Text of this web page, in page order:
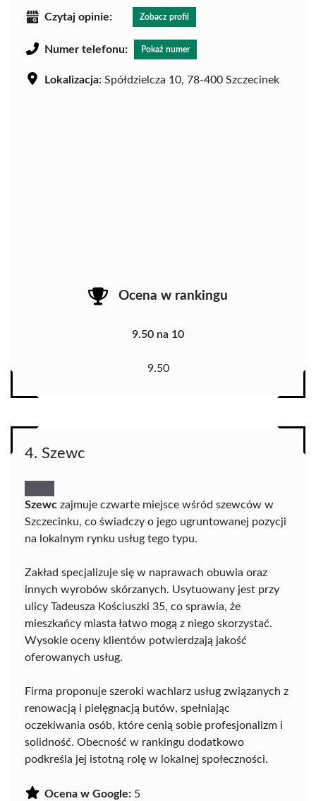
Czytaj opinie: Zobacz profil
Numer telefonu: Pokaż numer
Lokalizacja: Spółdzielcza 10, 78-400 Szczecinek
Ocena w rankingu
9.50 na 10
9.50
4. Szewc
Szewc zajmuje czwarte miejsce wśród szewców w
Szczecinku, co świadczy o jego ugruntowanej pozycji
na lokalnym rynku usług tego typu.
Zakład specjalizuje się w naprawach obuwia oraz
innych wyrobów skórzanych. Usytuowany jest przy
ulicy Tadeusza Kościuszki 35, co sprawia, że
mieszkańcy miasta łatwo mogą z niego skorzystać.
Wysokie oceny klientów potwierdzają jakość
oferowanych usług.
Firma proponuje szeroki wachlarz usług związanych z
renowacją i pielęgnacją butów, spełniając
oczekiwania osób, które cenią sobie profesjonalizm i
solidność. Obecność w rankingu dodatkowo
podkreśla jej istotną rolę w lokalnej społeczności.
Ocena w Google: 5